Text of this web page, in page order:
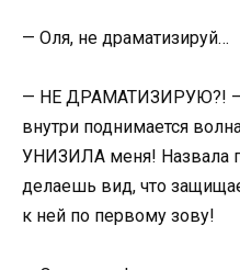
— Оля, не драматизируй…
— НЕ ДРАМАТИЗИРУЮ?! —
внутри поднимается
УНИЗИЛА меня! Назвала
делаешь вид, что
к ней по первому зову!